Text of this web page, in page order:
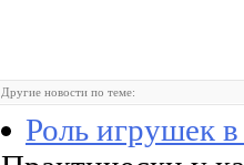
Другие новости по теме:
Роль игрушек